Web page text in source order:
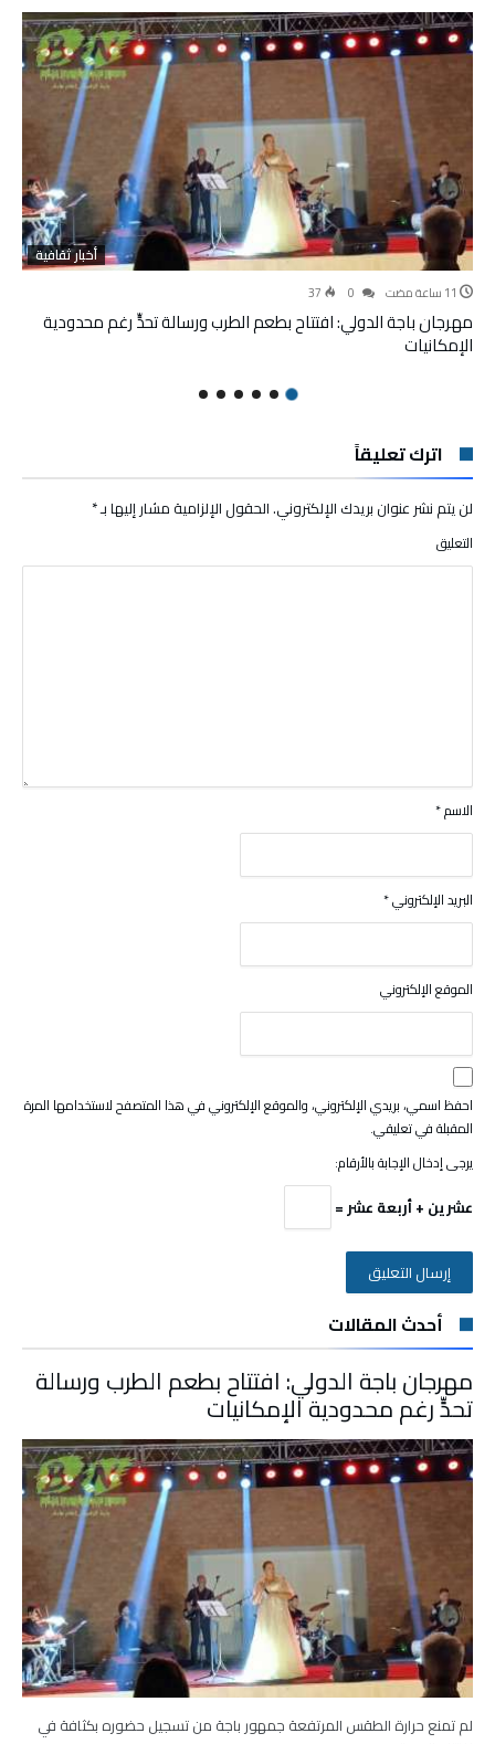
أخبار ثقافية
37
مهرجان باجة الدولي: افتتاح بطعم الطرب ورسالة تحدٍّ رغم محدودية
الإمكانيات
اترك تعليقاً
لن يتم نشر عنوان بريدك الإلكتروني.الحقول الإلزامية مشار إليها بـ*
التعليق
الاسم*
البريد الإلكتروني*
الموقع الإلكتروني
احفظ اسمي، بريدي الإلكتروني، والموقع الإلكتروني في هذا المتصفح لاستخدامها المرة
المقبلة في تعليقي.
يرجى إدخال الإجابة بالأرقام:
عشرين + أربعة عشر =
أحدث المقالات
مهرجان باجة الدولي: افتتاح بطعم الطرب ورسالة
تحدٍّ رغم محدودية الإمكانيات
لم تمنع حرارة الطقس المرتفعة جمهور باجة من تسجيل حضوره بكثافة في